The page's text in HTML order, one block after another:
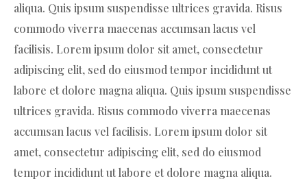
aliqua. Quis ipsum suspendisse ultrices gravida. Risus
commodo viverra maecenas accumsan lacus vel
facilisis. Lorem ipsum dolor sit amet, consectetur
adipiscing elit, sed do eiusmod tempor incididunt ut
labore et dolore magna aliqua. Quis ipsum suspendisse
ultrices gravida. Risus commodo viverra maecenas
accumsan lacus vel facilisis. Lorem ipsum dolor sit
amet, consectetur adipiscing elit, sed do eiusmod
tempor incididunt ut labore et dolore magna aliqua.